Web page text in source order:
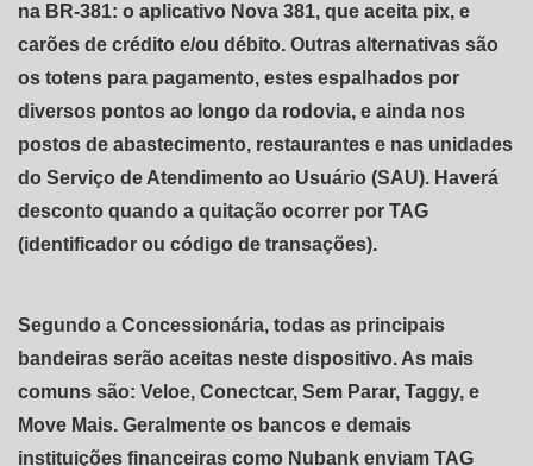
na BR-381: o aplicativo Nova 381, que aceita pix, e
carões de crédito e/ou débito. Outras alternativas são
os totens para pagamento, estes espalhados por
diversos pontos ao longo da rodovia, e ainda nos
postos de abastecimento, restaurantes e nas unidades
do Serviço de Atendimento ao Usuário (SAU). Haverá
desconto quando a quitação ocorrer por TAG
(identificador ou código de transações).
Segundo a Concessionária, todas as principais
bandeiras serão aceitas neste dispositivo. As mais
comuns são: Veloe, Conectcar, Sem Parar, Taggy, e
Move Mais. Geralmente os bancos e demais
instituições financeiras como Nubank enviam TAG